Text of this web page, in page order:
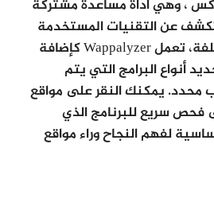
، وهيأداة مساعدة مشتركة
عن التقنيات المستخدمة
على مواقع الويب المختلفة، تعمل Wappalyzer كإضافة
أنواع البرامج التي يتم
يمكنك النقر على مواقع
سريع للبرنامج الذي
لفهم النجاح وراء مواقع